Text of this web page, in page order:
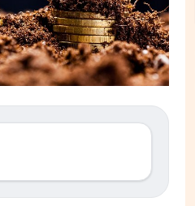
è rovinata». Investitori
panico dopo lo scoppio
AI
gli investitori retail (…)